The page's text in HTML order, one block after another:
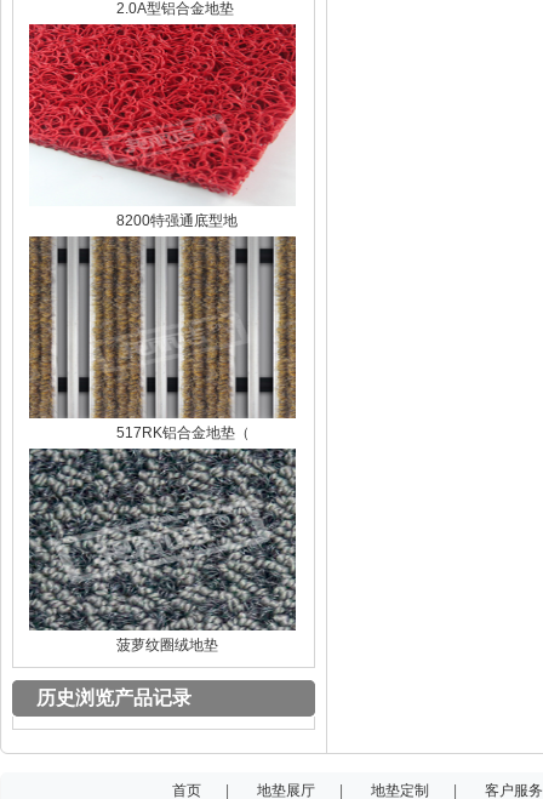
2.0A型铝合金地垫
8200特强通底型地
517RK铝合金地垫（
菠萝纹圈绒地垫
历史浏览产品记录
首页 地垫展厅 地垫定制 客户服务